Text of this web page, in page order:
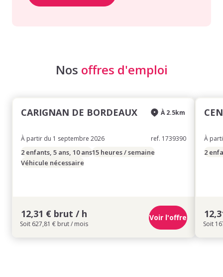
Nos offres d'emploi
CARIGNAN DE BORDEAUX
À partir du 1 septembre 2026
À 2.5km
ref. 1739390
2 enfants, 5 ans, 10 ans15 heures / semaine
Véhicule nécessaire
12,31 € brut / h
Soit 627,81 € brut / mois
Voir l'offre
À
2
Soit